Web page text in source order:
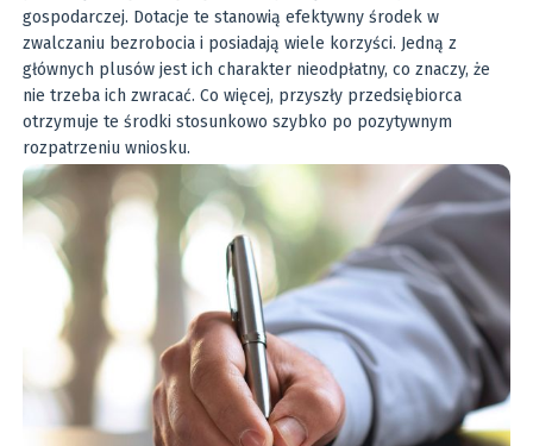
gospodarczej. Dotacje te stanowią efektywny środek w
zwalczaniu bezrobocia i posiadają wiele korzyści. Jedną z
głównych plusów jest ich charakter nieodpłatny, co znaczy, że
nie trzeba ich zwracać. Co więcej, przyszły przedsiębiorca
otrzymuje te środki stosunkowo szybko po pozytywnym
rozpatrzeniu wniosku.